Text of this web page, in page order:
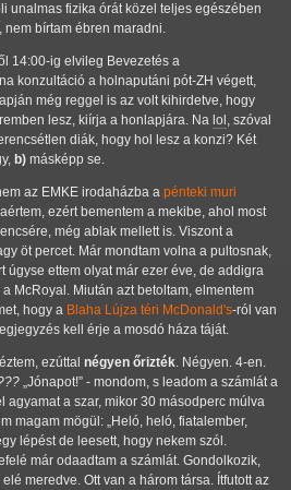
unalmas fizika órát közel teljes egészében
nem bírtam ébren maradni.
14:00-ig elvileg Bevezetés a
konzultáció a holnaputáni pót-ZH végett,
még reggel is az volt kihirdetve, hogy
lesz, kiírja a honlapjára. Na lol , szóval
diák, hogy hol lesz a konzi? Két
b) másképp se.
az EMKE irodaházba a pénteki muri
ezért bementem a mekibe, ahol most
még ablak mellett is. Viszont a
öt percet. Már mondtam volna a pultosnak,
úgyse ettem olyat már ezer éve, de addigra
McRoyal. Miután azt betoltam, elmentem
hogy a Blaha Lújza téri McDonald's-ról van
kell érje a mosdó háza táját.
ezúttal négyen őrizték. Négyen. 4-en.
Jónapot! - mondom, s leadom a számlát a
agyamat a szar, mikor 30 másodperc múlva
magam mögül:
Heló, heló, fiatalember,
lépést de leesett, hogy nekem szól.
már odaadtam a számlát. Gondolkozik,
meredve. Ott van a három társa. Ítfutott az